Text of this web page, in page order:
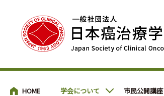
患者・市民の皆さまへ
学会について 市民公開講座